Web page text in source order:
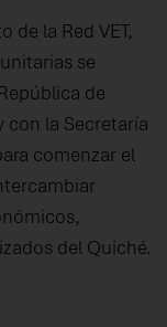
de la Red VET,
se
de
con la Secretaría
comenzar el
del Quiché.